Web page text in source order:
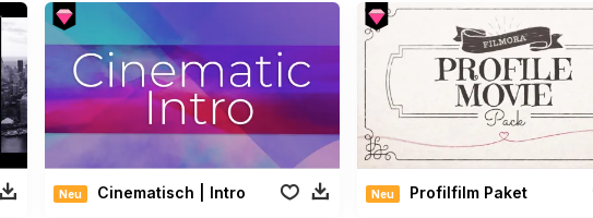
Neu Cinematisch | Intro Neu Profilfilm Paket